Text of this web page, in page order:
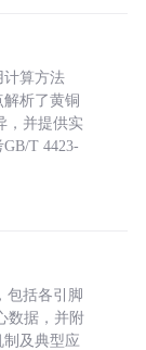
计算方法
解析了黄铜
，并提供实
T 4423-
包括各引脚
数据，并附
及典型应